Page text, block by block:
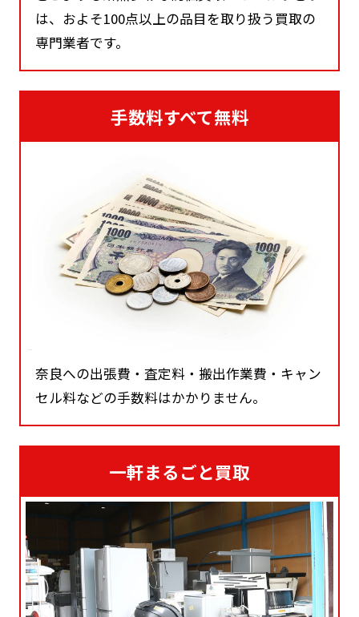
は、およそ100点以上の品目を取り扱う買取の
専門業者です。
手数料すべて無料
奈良への出張費・査定料・搬出作業費・キャン
セル料などの手数料はかかりません。
一軒まるごと買取